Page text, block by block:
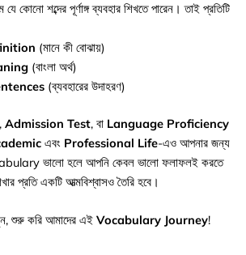
যে কোনো শব্দের পূর্ণাঙ্গ ব্যবহার শিখতে পারেন। তাই প্রতিটি
(মানে কী বোঝায়)
(বাংলা অর্থ)
(ব্যবহারের উদাহরণ)
, Admission Test, বা Language Proficiency
এবং Professional Life-এও আপনার জন্য
ভালো হলে আপনি কেবল ভালো ফলাফলই করতে
প্রতি একটি আত্মবিশ্বাসও তৈরি হবে।
শুরু করি আমাদের এই Vocabulary Journey!